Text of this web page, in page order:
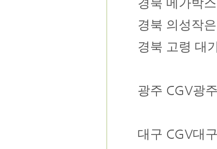
경북 메가박
경북 의성작
경북 고령 대
광주 CGV광
대구 CGV대